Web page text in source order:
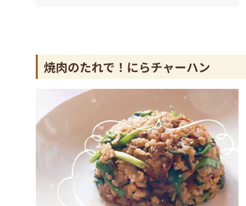
焼肉のたれで！にらチャーハン